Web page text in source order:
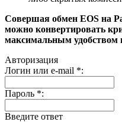
Совершая обмен EOS на
можно конвертировать
максимальным удобством
Авторизация
Логин или e-mail *:
Пароль *:
Введите ответ